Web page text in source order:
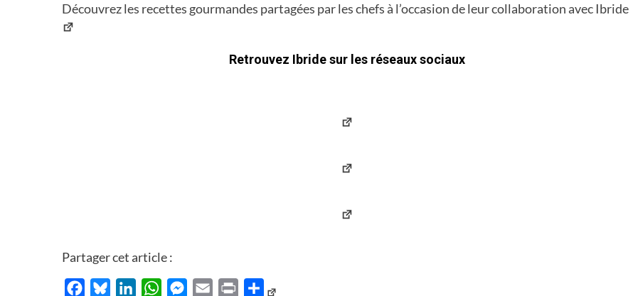
Découvrez les recettes gourmandes partagées par les chefs à l’occasion de leur collaboration avec Ibride
Retrouvez Ibride sur les réseaux sociaux
Partager cet article :
FacebookBlueskyLinkedInWhatsAppMessenger
Email Print Partager